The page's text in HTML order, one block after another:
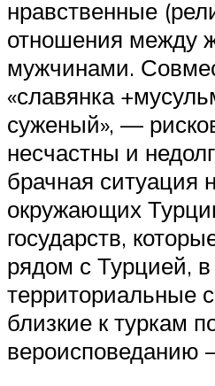
нравственные
отношения между
мужчинами.
«славянка
суженый», —
несчастны и
брачная ситуация
окружающих
государств,
рядом с Турцией,
территориальные
близкие к туркам
вероисповеданию